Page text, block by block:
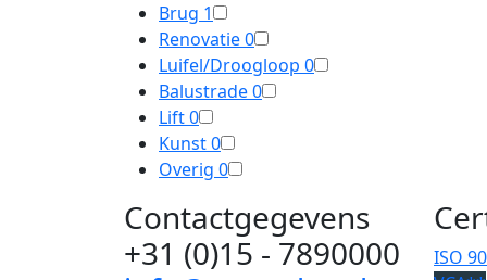
Brug 1
Renovatie0
Luifel/Droogloop 0
Balustrade0
Lift0
Kunst0
Overig 0
Contactgegevens
+31 (0)15 - 7890000
ISO